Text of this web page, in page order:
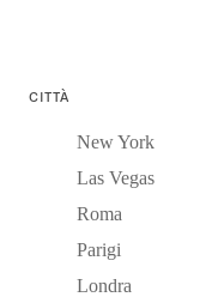
CITTÀ
New York
Las Vegas
Roma
Parigi
Londra